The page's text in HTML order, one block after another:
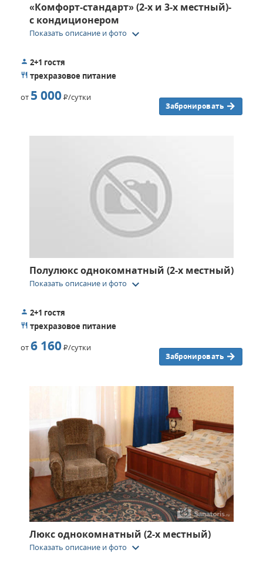
«Комфорт-стандарт» (2-х и 3-х местный)-
с кондиционером
Показать описание и фото keyboard_arrow_down
2+1 гостя
трехразовое питание
от 5 000Р/сутки
Забронировать
Полулюкс однокомнатный (2-х местный)
Показать описание и фото keyboard_arrow_down
2+1 гостя
трехразовое питание
от6 160Р/сутки
Забронировать
Люкс однокомнатный (2-х местный)
Показать описание и фото keyboard_arrow_down